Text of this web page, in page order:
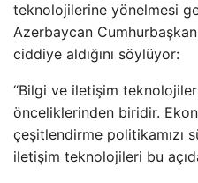
teknolojilerine yönelmesi
Azerbaycan
ciddiye aldığını söylüyor:
“Bilgi ve iletişim
önceliklerinden biridir.
çeşitlendirme politikamızı
iletişim teknolojileri bu